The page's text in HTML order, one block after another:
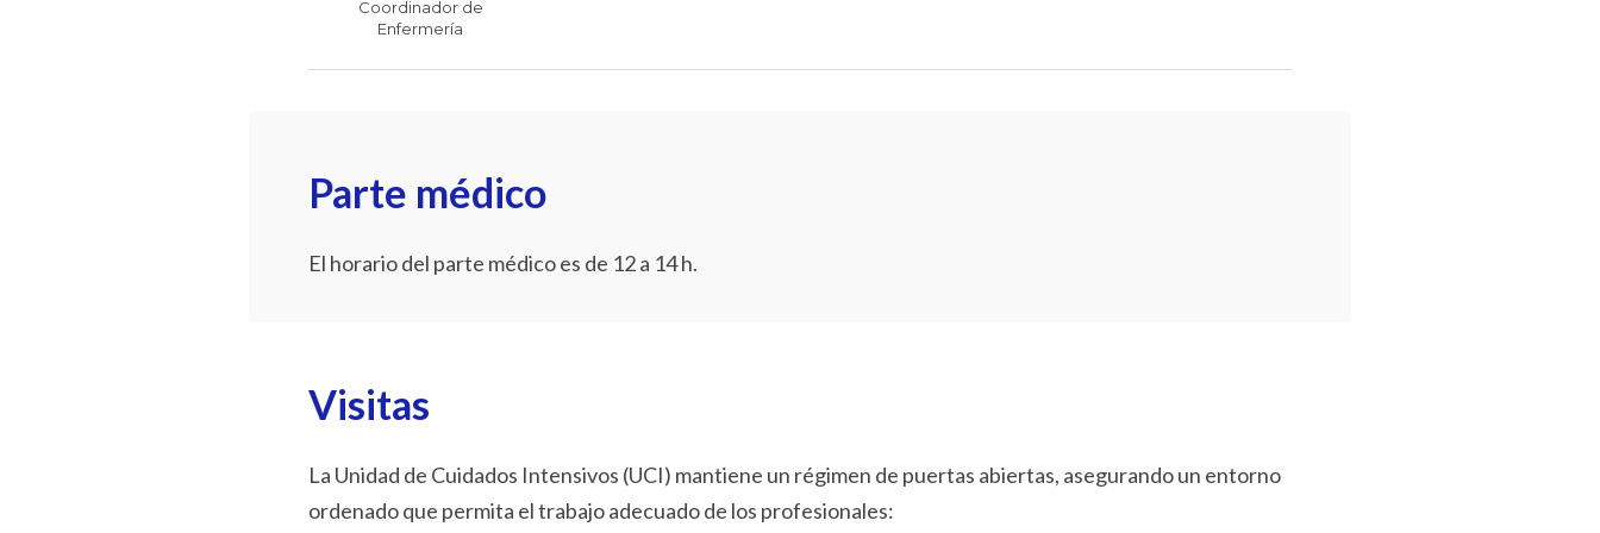
Coordinador de
Enfermería
Parte médico
El horario del parte médico es de 12 a 14 h.
Visitas
La Unidad de Cuidados Intensivos (UCI) mantiene un régimen de puertas abiertas, asegurando un entorno
ordenado que permita el trabajo adecuado de los profesionales: